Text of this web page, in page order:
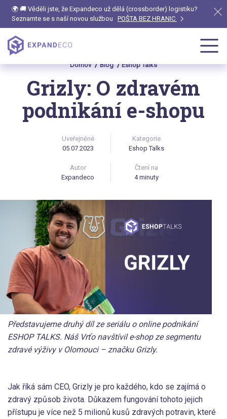
🌍 🚚 Věděli jste, že Expandeco už dělá (crossborder) logistiku?
Seznamte se s naší novou službou
POŠTA BEZ HRANIC
Domov Blog Eshop Talks
Grizly: O zdravém
podnikání e-shopu
Uveřejněné
05.07.2023
Kategorie
Eshop Talks
Autor
Expandeco
Čtení na
4 minuty
Představujeme druhý díl ze seriálu o online podnikání
ESHOP TALKS. Náš Vrťo navštívil e-shop ze segmentu
zdravé výživy v Olomouci – značku Grizly.
Jak říká sám CEO, Grizly je pro každého, kdo se zajímá o
zdravý způsob života. Důkazem fungování tohoto jejich
přístupu je více než 5 milionů kusů zdravých potravin, které